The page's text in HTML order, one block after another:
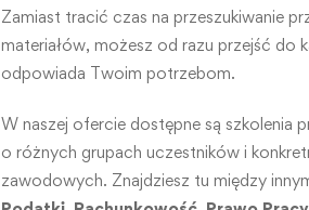
Zamiast tracić czas na przeszukiwanie
materiałów, możesz od razu przejść do
odpowiada Twoim potrzebom.
W naszej ofercie dostępne są szkolenia
o różnych grupach uczestników i
zawodowych. Znajdziesz tu między